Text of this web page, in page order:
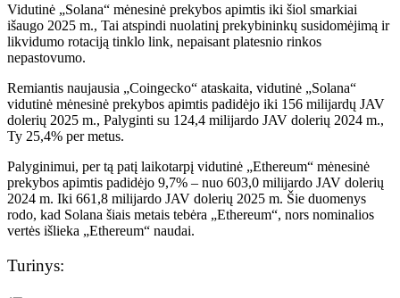
Vidutinė „Solana“ mėnesinė prekybos apimtis iki šiol smarkiai
išaugo 2025 m., Tai atspindi nuolatinį prekybininkų susidomėjimą ir
likvidumo rotaciją tinklo link, nepaisant platesnio rinkos
nepastovumo.
Remiantis naujausia „Coingecko“ ataskaita, vidutinė „Solana“
vidutinė mėnesinė prekybos apimtis padidėjo iki 156 milijardų JAV
dolerių 2025 m., Palyginti su 124,4 milijardo JAV dolerių 2024 m.,
Ty 25,4% per metus.
Palyginimui, per tą patį laikotarpį vidutinė „Ethereum“ mėnesinė
prekybos apimtis padidėjo 9,7% – nuo 603,0 milijardo JAV dolerių
2024 m. Iki 661,8 milijardo JAV dolerių 2025 m. Šie duomenys
rodo, kad Solana šiais metais tebėra „Ethereum“, nors nominalios
vertės išlieka „Ethereum“ naudai.
Turinys: